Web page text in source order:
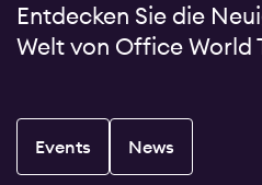
Entdecken Sie die
Welt von Office World
Events News